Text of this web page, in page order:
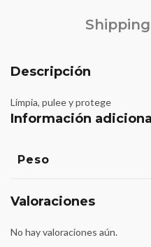
Descripción
Limpia, pulee y protege
Información adicional
Peso
Valoraciones
No hay valoraciones aún.